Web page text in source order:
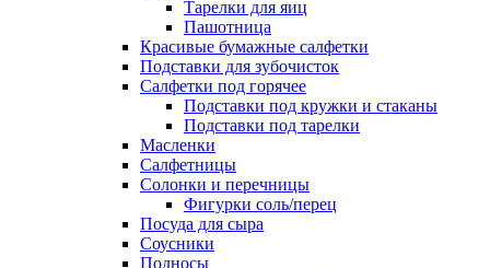
Тарелки для яиц
Пашотница
Красивые бумажные салфетки
Подставки для зубочисток
Салфетки под горячее
Подставки под кружки и стаканы
Подставки под тарелки
Масленки
Салфетницы
Солонки и перечницы
Фигурки соль/перец
Посуда для сыра
Соусники
Подносы